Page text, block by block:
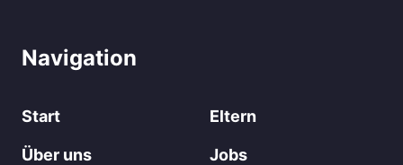
Navigation
Start
Über uns
Eltern
Jobs